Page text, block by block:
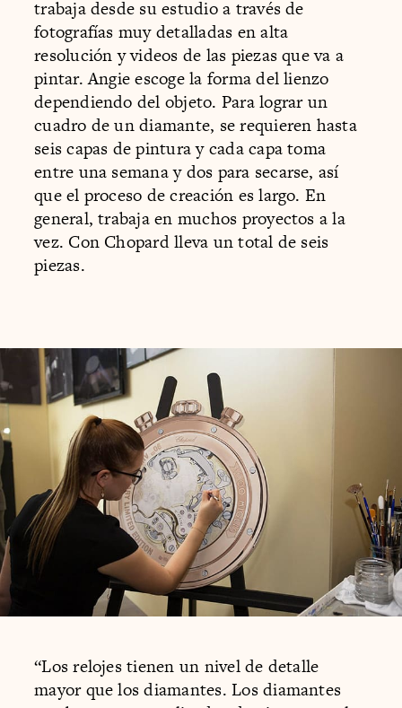
trabaja desde su estudio a través de
fotografías muy detalladas en alta
resolución y videos de las piezas que va a
pintar. Angie escoge la forma del lienzo
dependiendo del objeto. Para lograr un
cuadro de un diamante, se requieren hasta
seis capas de pintura y cada capa toma
entre una semana y dos para secarse, así
que el proceso de creación es largo. En
general, trabaja en muchos proyectos a la
vez. Con Chopard lleva un total de seis
piezas.
“Los relojes tienen un nivel de detalle
mayor que los diamantes. Los diamantes